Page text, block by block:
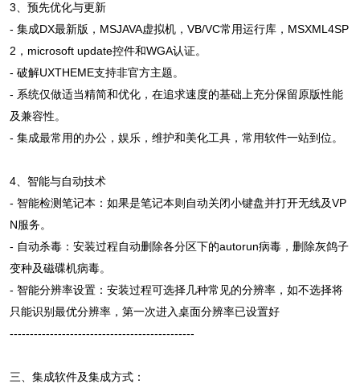
3、预先优化与更新
- 集成DX最新版，MSJAVA虚拟机，VB/VC常用运行库，MSXML4SP
2，microsoft update控件和WGA认证。
- 破解UXTHEME支持非官方主题。
- 系统仅做适当精简和优化，在追求速度的基础上充分保留原版性能
及兼容性。
- 集成最常用的办公，娱乐，维护和美化工具，常用软件一站到位。
4、智能与自动技术
- 智能检测笔记本：如果是笔记本则自动关闭小键盘并打开无线及VP
N服务。
- 自动杀毒：安装过程自动删除各分区下的autorun病毒，删除灰鸽子
变种及磁碟机病毒。
- 智能分辨率设置：安装过程可选择几种常见的分辨率，如不选择将
只能识别最优分辨率，第一次进入桌面分辨率已设置好
----------------------------------------------
三、集成软件及集成方式：